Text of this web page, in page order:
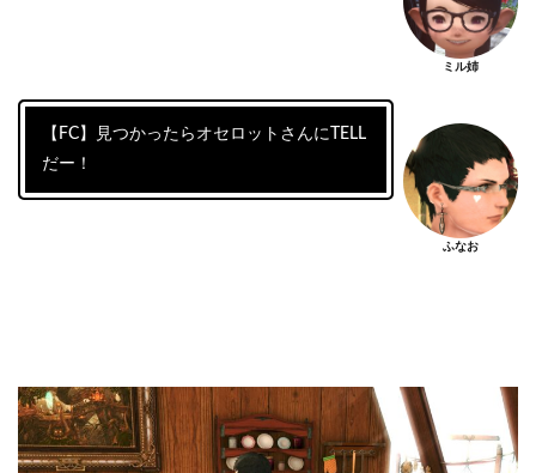
ミル姉
【FC】見つかったらオセロットさんにTELL
だー！
ふなお